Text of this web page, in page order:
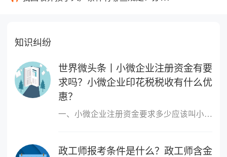
知识纠纷
世界微头条丨小微企业注册资金有要
求吗？小微企业印花税税收有什么优
惠？
一、小微企业注册资金要求多少应该叫小微企业，小微企业的概念跟注
政工师报考条件是什么？政工师含金